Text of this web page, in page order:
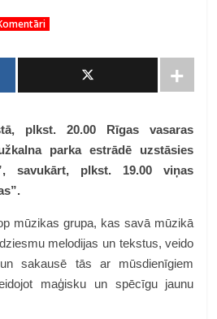
plkst. 20.00 Rīgas vasaras
parka estrādē uzstāsies
savukārt, plkst. 19.00 viņas
mūzikas grupa, kas savā mūzikā
melodijas un tekstus, veido
sakausē tās ar mūsdienīgiem
maģisku un spēcīgu jaunu